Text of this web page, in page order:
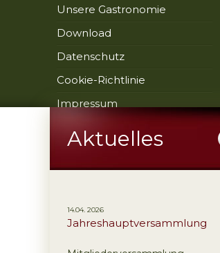
Unsere Gastronomie
Download
Datenschutz
Cookie-Richtlinie
Impressum
Aktuelles
14.04. 2026
Jahreshauptversammlung